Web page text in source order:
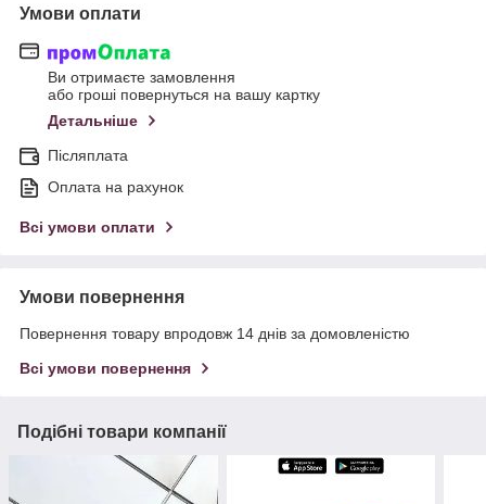
Умови оплати
Ви отримаєте замовлення
або гроші повернуться на вашу картку
Детальніше
Післяплата
Оплата на рахунок
Всі умови оплати
Умови повернення
Повернення товару впродовж 14 днів за домовленістю
Всі умови повернення
Подібні товари компанії